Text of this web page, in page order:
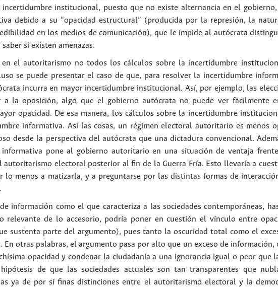
institucional, puesto que no existe alternancia en el
debido a su “opacidad estructural” (producida por la represión, la
en los medios de comunicación), que le impide al autócrata
si existen amenazas.
el autoritarismo no todos los cálculos sobre la incertidumbre
se puede presentar el caso de que, para resolver la incertidumbre
incurra en mayor incertidumbre institucional. Así, por ejemplo, las
la oposición, algo que el gobierno autócrata no puede ver fácilmente
opacidad. De esa manera, los cálculos sobre la incertidumbre
informativa. Así las cosas, un régimen electoral autoritario es menos
desde la perspectiva del autócrata que una dictadura convencional.
pone al gobierno autoritario en una situación de ventaja
electoral posterior al fin de la Guerra Fría. Esto llevaría a
menos a matizarla, y a preguntarse por las distintas formas de
información como el que caracteriza a las sociedades contemporáneas,
relevante de lo accesorio, podría poner en cuestión el vínculo entre
sustenta parte del argumento), pues tanto la oscuridad total como el
otras palabras, el argumento pasa por alto que un exceso de información,
opacidad y condenar la ciudadanía a una ignorancia igual o peor que
de que las sociedades actuales son tan transparentes que
ya de por sí finas distinciones entre el autoritarismo electoral y la